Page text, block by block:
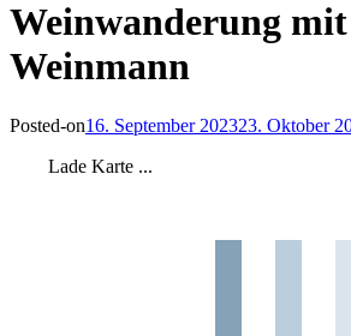
Weinwanderung
Weinmann
Posted-on16. September 202323. Oktober
Lade Karte ...